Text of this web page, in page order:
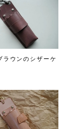
ラウンのシザーケ